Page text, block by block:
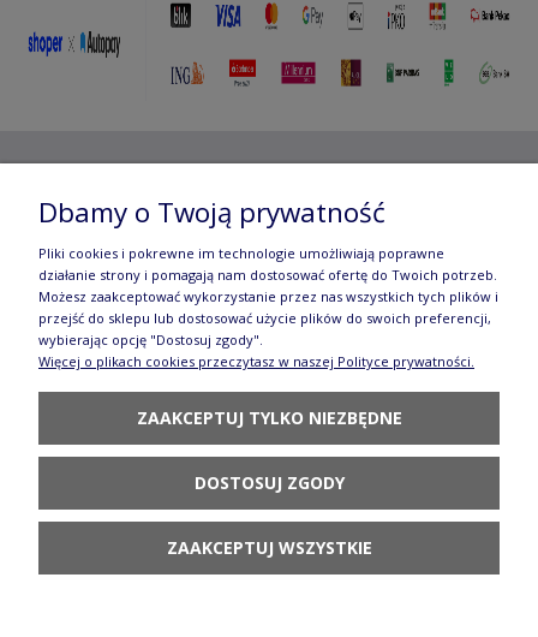
Jerozolimskie 49, 00-696 Warszawa | e-mail:
manufaktura.com|
Wszelkie prawa zastrzeżone. Fotografie oraz opisy zamieszczone
rozpowszechnianie bez zgody autora zabronione.
Te treści objęte są prawem autorskim, a korzystanie z nich może
być negatywne w skutkach. Jeżeli chcesz uzyskać zgodę, napisz do
nas.
Dbamy o Twoją prywatność
Pliki cookies i pokrewne im technologie umożliwiają poprawne
działanie strony i pomagają nam dostosować ofertę do Twoich potrzeb.
Możesz zaakceptować wykorzystanie przez nas wszystkich tych plików i
przejść do sklepu lub dostosować użycie plików do swoich preferencji,
wybierając opcję "Dostosuj zgody".
Więcej o plikach cookies przeczytasz w naszej Polityce prywatności.
ZAAKCEPTUJ TYLKO NIEZBĘDNE
DOSTOSUJ ZGODY
ZAAKCEPTUJ WSZYSTKIE